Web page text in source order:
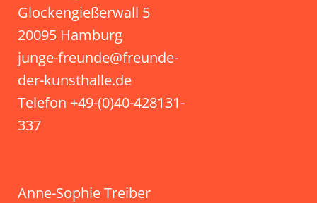
Glockengießerwall 5
20095 Hamburg
junge-freunde@freunde-
der-kunsthalle.de
Telefon +49-(0)40-428131-
337
Anne-Sophie Treiber